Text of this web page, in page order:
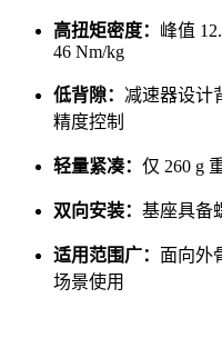
高扭矩密度： 峰值
46 Nm/kg
低背隙： 减速器设计
精度控制
轻量紧凑： 仅 260 g
双向安装： 基座具备
适用范围广： 面向外
场景使用